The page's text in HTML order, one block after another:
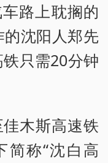
路上耽搁的
的沈阳人郑先
只需20分钟
木斯高速铁
简称“沈白高